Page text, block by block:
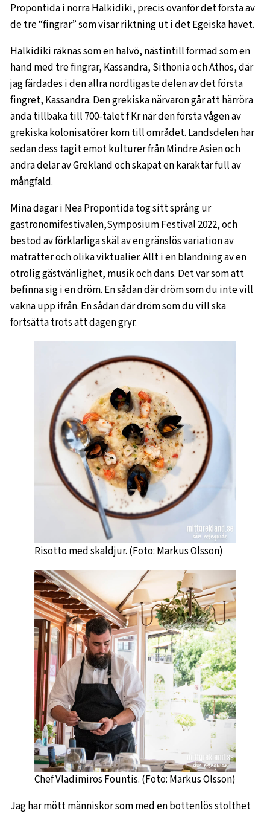
Propontida i norra Halkidiki, precis ovanför det första av
de tre “fingrar” som visar riktning ut i det Egeiska havet.
Halkidiki räknas som en halvö, nästintill formad som en
hand med tre fingrar, Kassandra, Sithonia och Athos, där
jag färdades i den allra nordligaste delen av det första
fingret, Kassandra. Den grekiska närvaron går att härröra
ända tillbaka till 700-talet f Kr när den första vågen av
grekiska kolonisatörer kom till området. Landsdelen har
sedan dess tagit emot kulturer från Mindre Asien och
andra delar av Grekland och skapat en karaktär full av
mångfald.
Mina dagar i Nea Propontida tog sitt språng ur
gastronomifestivalen,Symposium Festival 2022, och
bestod av förklarliga skäl av en gränslös variation av
maträtter och olika viktualier. Allt i en blandning av en
otrolig gästvänlighet, musik och dans. Det var som att
befinna sig i en dröm. En sådan där dröm som du inte vill
vakna upp ifrån. En sådan där dröm som du vill ska
fortsätta trots att dagen gryr.
Risotto med skaldjur. (Foto: Markus Olsson)
Chef Vladimiros Fountis. (Foto: Markus Olsson)
Jag har mött människor som med en bottenlös stolthet